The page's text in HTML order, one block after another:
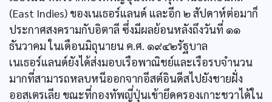
(East Indies) ของเนเธอร์แลนด์ และอีก ๒ สัปดาห์ต่อมาก็
ประกาศสงครามกับอิตาลี ซึ่งมีผลย้อนหลังถึงวันที่ ๑๑
ธันวาคม ในเดือนมิถุนายน ค.ศ. ๑๙๔๒รัฐบาล
เนเธอร์แลนด์ยังได้ส่งมอบเรือพาณิชย์และเรือรบจำนวน
มากที่สามารถหลบหนีออกจากอีสต์อินดีสไปยังชายฝั่ง
ออสเตรเลีย ขณะที่กองทัพญี่ปุ่นเข้ายึดครองเกาะชวาได้ใน